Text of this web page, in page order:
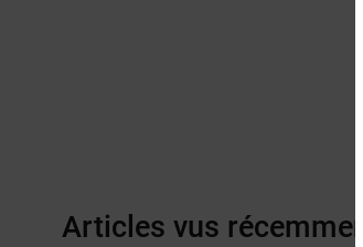
Articles vus récemment